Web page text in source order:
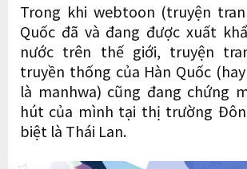
Trong khi webtoon (truyện
Quốc đã và đang được xuất
nước trên thế giới, truyện
truyền thống của Hàn Quốc
là manhwa) cũng đang chứng
hút của mình tại thị trường
biệt là Thái Lan.